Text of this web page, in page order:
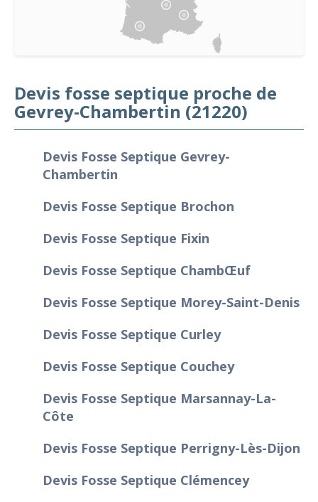
Devis fosse septique proche de
Gevrey-Chambertin (21220)
Devis Fosse Septique Gevrey-
Chambertin
Devis Fosse Septique Brochon
Devis Fosse Septique Fixin
Devis Fosse Septique Chambœuf
Devis Fosse Septique Morey-Saint-Denis
Devis Fosse Septique Curley
Devis Fosse Septique Couchey
Devis Fosse Septique Marsannay-La-
Côte
Devis Fosse Septique Perrigny-Lès-Dijon
Devis Fosse Septique Clémencey